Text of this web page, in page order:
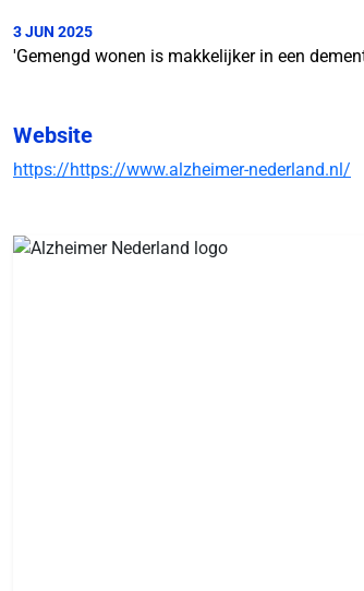
3 JUN 2025
'Gemengd wonen is makkelijker in een
Website
https://https://www.alzheimer-nederland.nl/